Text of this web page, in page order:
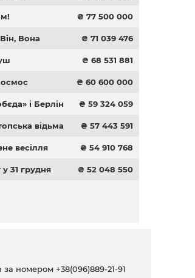
₴ 77 500 000
Вона ₴ 71 039 476
₴ 68 531 881
₴ 60 600 000
і Берлін ₴ 59 324 059
відьма ₴ 57 443 591
весілля ₴ 54 910 768
у 31 грудня ₴ 52 048 550
за номером +38(096)889-21-91